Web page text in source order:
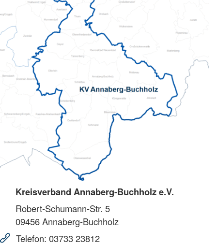
Kreisverband Annaberg-Buchholz e.V.
Robert-Schumann-Str. 5
09456Annaberg-Buchholz
Telefon: 03733 23812